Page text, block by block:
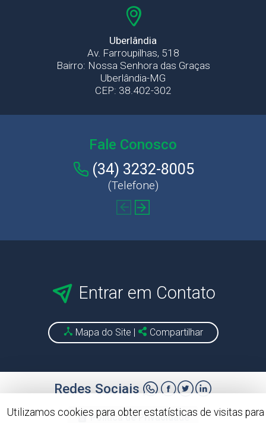
Uberlândia
Av. Farroupilhas, 518
Bairro: Nossa Senhora das Graças
Uberlândia-MG
CEP: 38.402-302
Fale Conosco
(34) 3232-8005
(Telefone)
Entrar em Contato
Mapa do Site Compartilhar
Redes Sociais
Política de Privacidade
Utilizamos cookies para obter estatísticas de visitas para